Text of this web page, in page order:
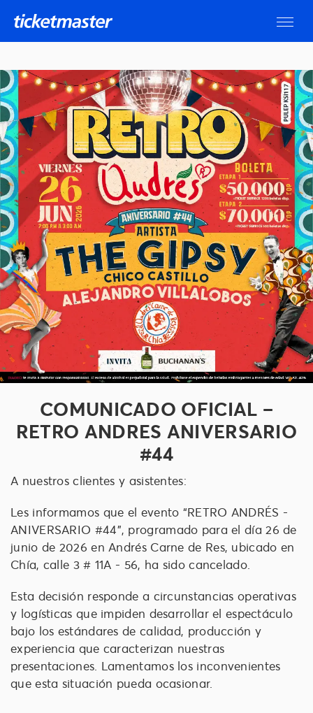
COMUNICADO OFICIAL –
RETRO ANDRES ANIVERSARIO
#44
A nuestros clientes y asistentes:
Les informamos que el evento “RETRO ANDRÉS -
ANIVERSARIO #44", programado para el día 26 de
junio de 2026 en Andrés Carne de Res, ubicado en
Chía, calle 3 # 11A - 56, ha sido cancelado.
Esta decisión responde a circunstancias operativas
y logísticas que impiden desarrollar el espectáculo
bajo los estándares de calidad, producción y
experiencia que caracterizan nuestras
presentaciones. Lamentamos los inconvenientes
que esta situación pueda ocasionar.